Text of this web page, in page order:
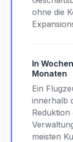
ohne die
In
Monaten
Ein
innerhalb
Reduktion
meisten